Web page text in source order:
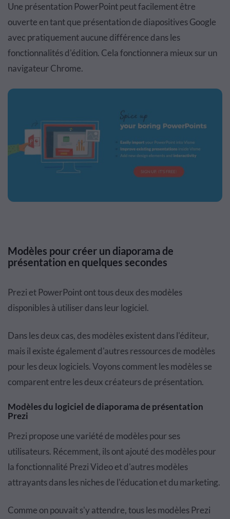
Une présentation PowerPoint peut facilement être
ouverte en tant que présentation de diapositives Google
avec pratiquement aucune différence dans les
fonctionnalités d'édition. Cela fonctionnera mieux sur un
navigateur Chrome.
Modèles pour créer un diaporama de
présentation en quelques secondes
Prezi et PowerPoint ont tous deux des modèles
disponibles à utiliser dans leur logiciel.
Dans les deux cas, des modèles existent dans l'éditeur,
mais il existe également d'autres ressources de modèles
pour les deux logiciels. Voyons comment les modèles se
comparent entre les deux créateurs de présentation.
Modèles du logiciel de diaporama de présentation
Prezi
Prezi propose une variété de modèles pour ses
utilisateurs. Récemment, ils ont ajouté des modèles pour
la fonctionnalité Prezi Video et d'autres modèles
attrayants dans les niches de l'éducation et du marketing.
Comme on pouvait s'y attendre, tous les modèles Prezi